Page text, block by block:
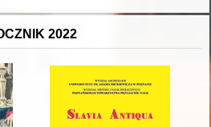
2022